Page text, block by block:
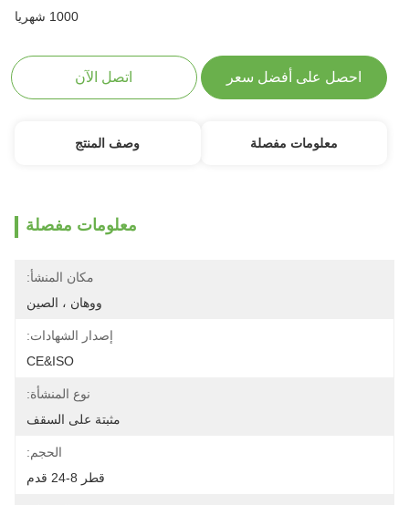
1000 شهريا
احصل على أفضل سعر اتصل الآن
معلومات مفصلة وصف المنتج
معلومات مفصلة
مكان المنشأ:
ووهان ، الصين
إصدار الشهادات:
CE&ISO
نوع المنشأة:
مثبتة على السقف
الحجم:
قطر 8-24 قدم